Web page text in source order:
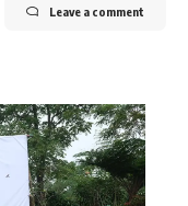
Leave a comment